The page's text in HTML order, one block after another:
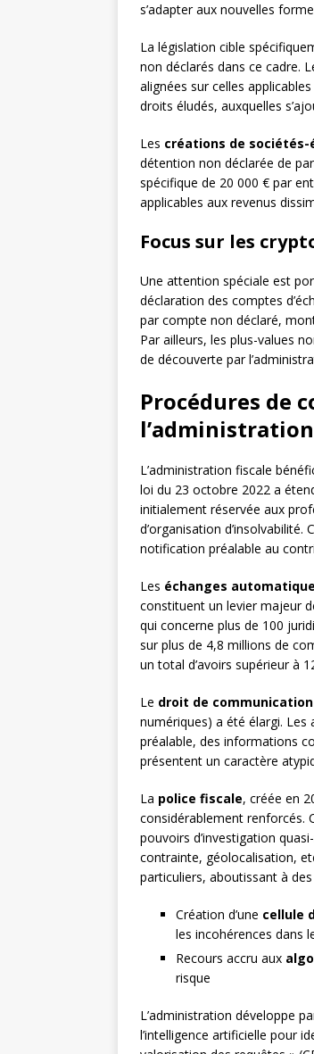
s’adapter aux nouvelles
La législation cible
non déclarés dans ce cadre.
alignées sur celles
droits éludés, auxquelles
Les créations de sociétés-
détention non déclarée de
spécifique de 20 000 € par
applicables aux revenus
Focus sur les
Une attention spéciale est
déclaration des comptes
par compte non déclaré,
Par ailleurs, les plus-values
de découverte par
Procédures de
l’administration
L’administration fiscale
loi du 23 octobre 2022 a
initialement réservée aux
d’organisation
notification préalable au
Les échanges
constituent un levier majeur
qui concerne plus de 100
sur plus de 4,8 millions de
un total d’avoirs supérieur à
Le droit de communication
numériques) a été élargi.
préalable, des informations
présentent un caractère
La police fiscale, créée en
considérablement renforcés.
pouvoirs d’investigation
contrainte, géolocalisation,
particuliers, aboutissant à
Création d’une cellule
les incohérences dans
Recours accru aux
risque
L’administration développe
l’intelligence artificielle pour